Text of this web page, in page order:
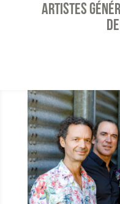
ARTISTES